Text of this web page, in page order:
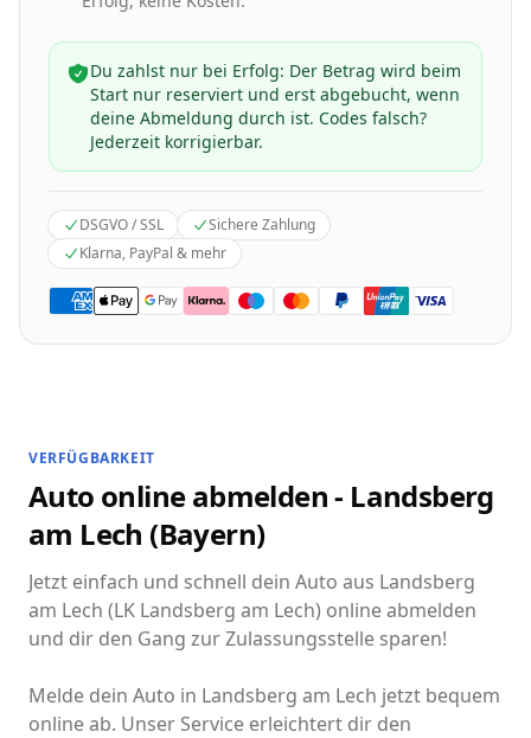
Du zahlst nur bei Erfolg: Der Betrag wird beim
Start nur reserviert und erst abgebucht, wenn
deine Abmeldung durch ist. Codes falsch?
Jederzeit korrigierbar.
DSGVO / SSL
Sichere Zahlung
Klarna, PayPal & mehr
VERFÜGBARKEIT
Auto online abmelden - Landsberg
am Lech (Bayern)
Jetzt einfach und schnell dein Auto aus Landsberg
am Lech (LK Landsberg am Lech) online abmelden
und dir den Gang zur Zulassungsstelle sparen!
Melde dein Auto in Landsberg am Lech jetzt bequem
online ab. Unser Service erleichtert dir den